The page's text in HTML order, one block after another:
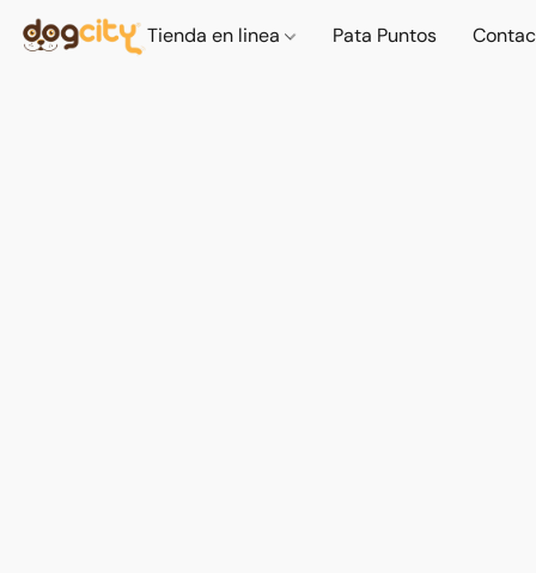
Tienda en linea Pata Puntos